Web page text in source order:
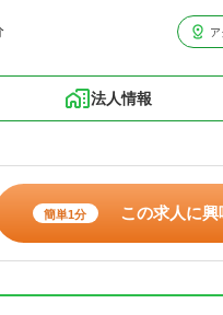
ア
法人情報
簡単1分 この求人に興